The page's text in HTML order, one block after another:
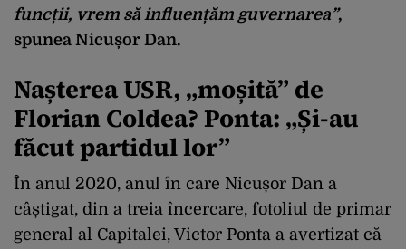
funcții, vrem să influențăm guvernarea”,
spunea Nicușor Dan.
Nașterea USR, „moșită” de
Florian Coldea? Ponta: „Și-au
făcut partidul lor”
În anul 2020, anul în care Nicușor Dan a
câștigat, din a treia încercare, fotoliul de primar
general al Capitalei, Victor Ponta a avertizat că